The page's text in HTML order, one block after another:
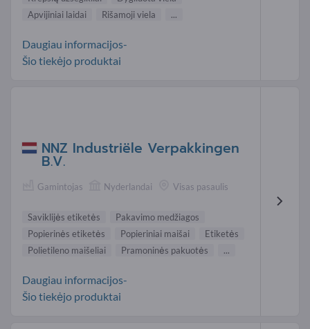
Apvijiniai laidai
Rišamoji viela ...
Daugiau informacijos-
Šio tiekėjo produktai
NNZ Industriële Verpakkingen
B.V.
Gamintojas Nyderlandai Visas pasaulis
Saviklijės etiketės
Pakavimo medžiagos
Popierinės etiketės
Popieriniai maišai
Etiketės
Polietileno maišeliai
Pramoninės pakuotės ...
Daugiau informacijos-
Šio tiekėjo produktai